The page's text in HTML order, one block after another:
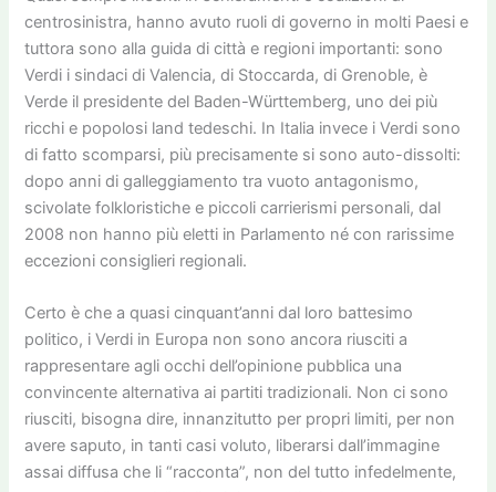
centrosinistra, hanno avuto ruoli di governo in molti Paesi e
tuttora sono alla guida di città e regioni importanti: sono
Verdi i sindaci di Valencia, di Stoccarda, di Grenoble, è
Verde il presidente del Baden-Württemberg, uno dei più
ricchi e popolosi land tedeschi. In Italia invece i Verdi sono
di fatto scomparsi, più precisamente si sono auto-dissolti:
dopo anni di galleggiamento tra vuoto antagonismo,
scivolate folkloristiche e piccoli carrierismi personali, dal
2008 non hanno più eletti in Parlamento né con rarissime
eccezioni consiglieri regionali.
Certo è che a quasi cinquant’anni dal loro battesimo
politico, i Verdi in Europa non sono ancora riusciti a
rappresentare agli occhi dell’opinione pubblica una
convincente alternativa ai partiti tradizionali. Non ci sono
riusciti, bisogna dire, innanzitutto per propri limiti, per non
avere saputo, in tanti casi voluto, liberarsi dall’immagine
assai diffusa che li “racconta”, non del tutto infedelmente,